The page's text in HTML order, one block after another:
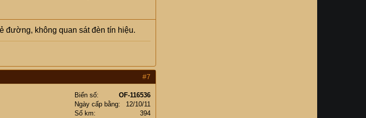
đường, không quan sát đèn tín hiệu.
#7
Biển số
OF-116536
Ngày cấp bằng
12/10/11
Số km
394